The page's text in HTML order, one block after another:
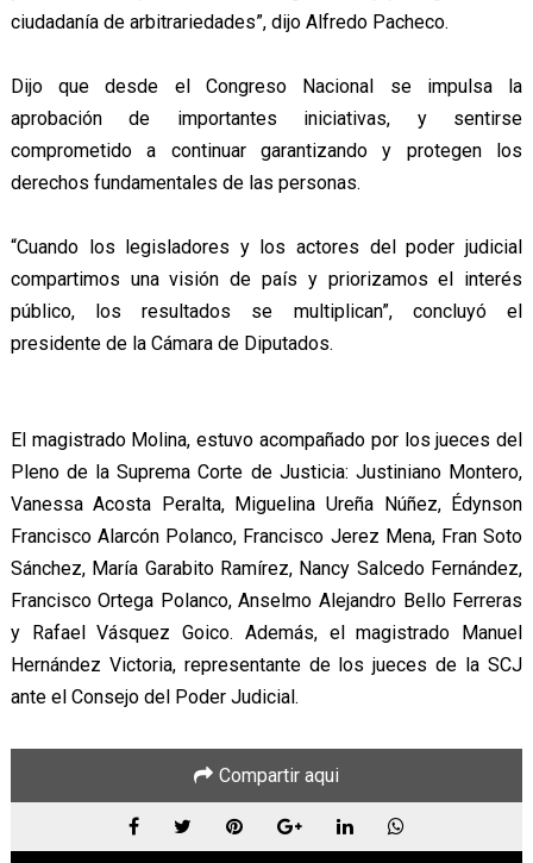
ciudadanía de arbitrariedades”, dijo Alfredo Pacheco.
Dijo que desde el Congreso Nacional se impulsa la
aprobación de importantes iniciativas, y sentirse
comprometido a continuar garantizando y protegen los
derechos fundamentales de las personas.
“Cuando los legisladores y los actores del poder judicial
compartimos una visión de país y priorizamos el interés
público, los resultados se multiplican”, concluyó el
presidente de la Cámara de Diputados.
El magistrado Molina, estuvo acompañado por los jueces del
Pleno de la Suprema Corte de Justicia: Justiniano Montero,
Vanessa Acosta Peralta, Miguelina Ureña Núñez, Édynson
Francisco Alarcón Polanco, Francisco Jerez Mena, Fran Soto
Sánchez, María Garabito Ramírez, Nancy Salcedo Fernández,
Francisco Ortega Polanco, Anselmo Alejandro Bello Ferreras
y Rafael Vásquez Goico. Además, el magistrado Manuel
Hernández Victoria, representante de los jueces de la SCJ
ante el Consejo del Poder Judicial.
Compartir aqui